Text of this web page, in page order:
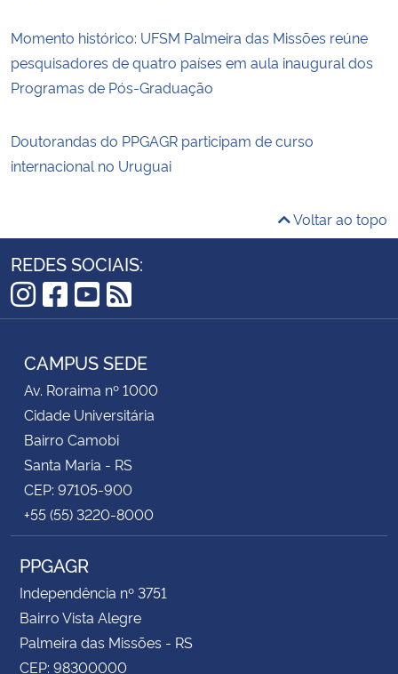
Momento histórico: UFSM Palmeira das Missões reúne
pesquisadores de quatro países em aula inaugural dos
Programas de Pós-Graduação
Doutorandas do PPGAGR participam de curso
internacional no Uruguai
Voltar ao topo
REDES SOCIAIS:
Instagram
Facebook
YouTube
RSS
CAMPUS SEDE
Av. Roraima nº 1000
Cidade Universitária
Bairro Camobi
Santa Maria - RS
CEP: 97105-900
+55 (55) 3220-8000
PPGAGR
Independência nº 3751
Bairro Vista Alegre
Palmeira das Missões - RS
CEP: 98300000